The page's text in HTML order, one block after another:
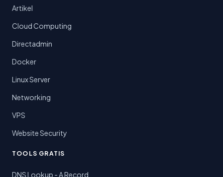
Artikel
Cloud Computing
Directadmin
Docker
Linux Server
Networking
VPS
Website Security
TOOLS GRATIS
DNS Lookup - A Record